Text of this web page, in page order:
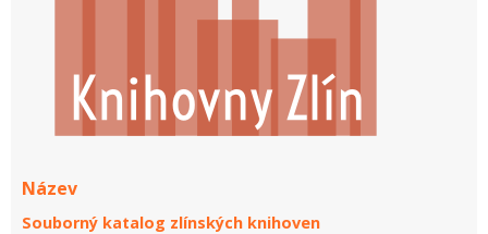
Název
Souborný katalog zlínských knihoven